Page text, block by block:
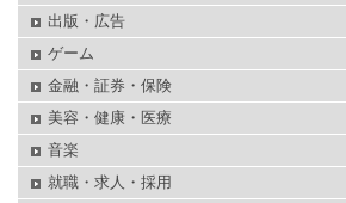
出版・広告
ゲーム
金融・証券・保険
美容・健康・医療
音楽
就職・求人・採用